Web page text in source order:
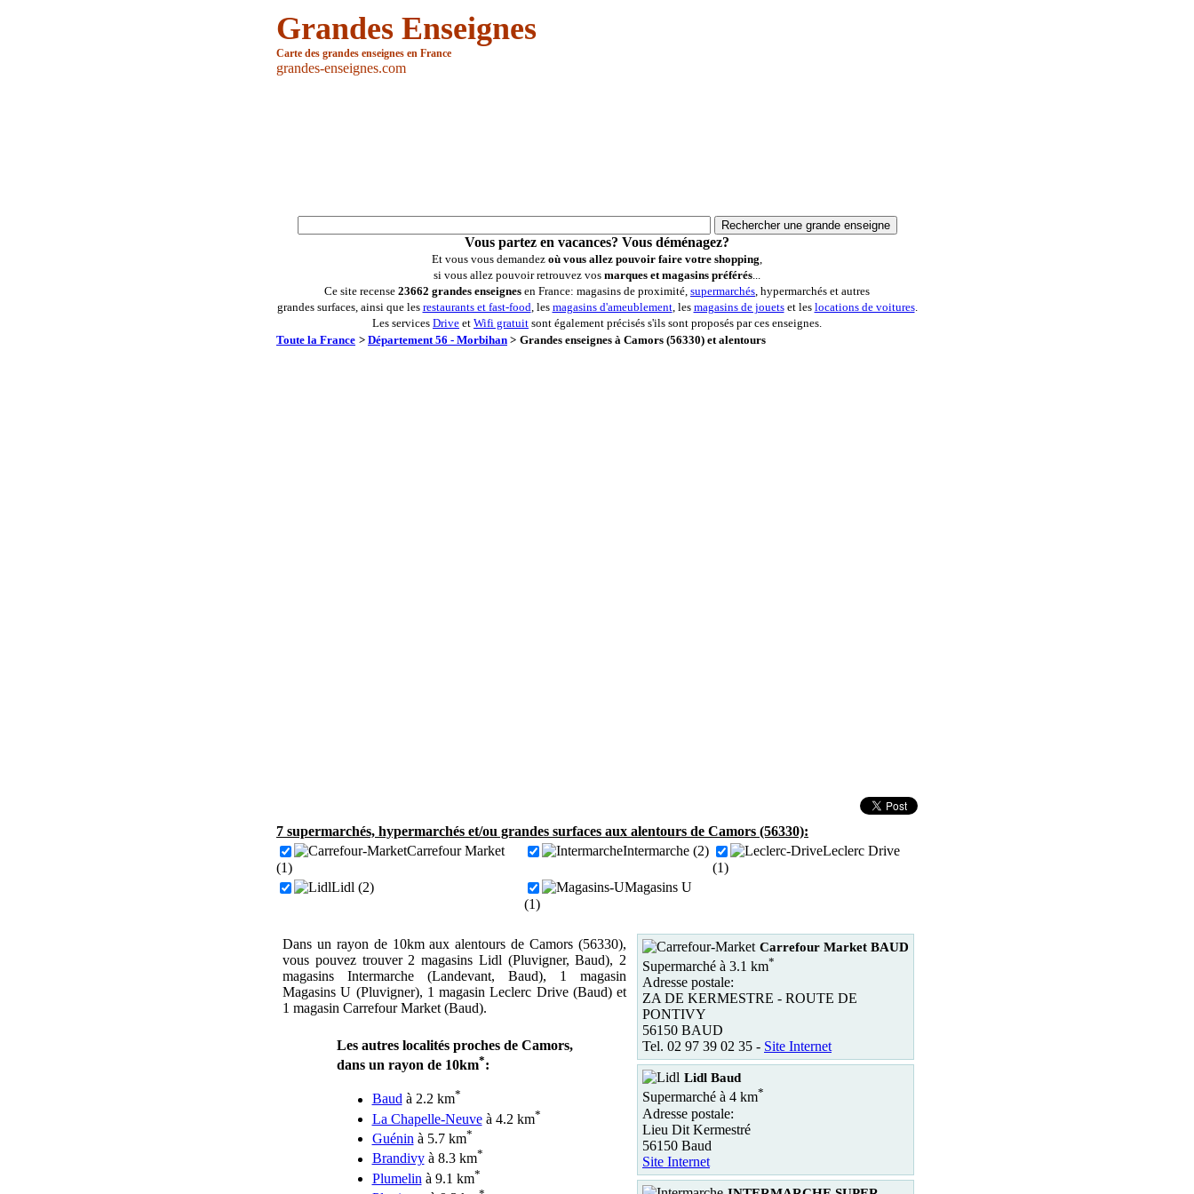
Grandes Enseignes
Carte des grandes enseignes en France
grandes-enseignes.com
Vous partez en vacances? Vous déménagez?
Et vous vous demandez où vous allez pouvoir faire votre shopping,
si vous allez pouvoir retrouvez vos marques et magasins préférés...
Ce site recense 23662 grandes enseignes en France: magasins de proximité, supermarchés, hypermarchés et autres
grandes surfaces, ainsi que les restaurants et fast-food, les magasins d'ameublement, les magasins de jouetset les locations de voitures.
Les services Drive et Wifi gratuit sont également précisés s'ils sont proposés par ces enseignes.
Toute la France > Département 56 - Morbihan > Grandes enseignes à Camors (56330) et alentours
7 supermarchés, hypermarchés et/ou grandes surfaces aux alentours de Camors (56330):
Carrefour Market
(1)
Intermarche (2)
Leclerc Drive
(1)
Lidl (2)
Magasins U
(1)
Dans un rayon de 10km aux alentours de Camors (56330),
vous pouvez trouver 2 magasins Lidl (Pluvigner, Baud), 2
magasins Intermarche (Landevant, Baud), 1 magasin
Magasins U (Pluvigner), 1 magasin Leclerc Drive (Baud) et
1 magasin Carrefour Market (Baud).
Les autres localités proches de Camors,
dans un rayon de 10km*:
Baudà 2.2 km*
La Chapelle-Neuveà 4.2 km*
Guénin à 5.7 km*
Brandivyà 8.3 km*
Plumelin à 9.1 km*
Carrefour Market BAUD
Supermarché à 3.1 km*
Adresse postale:
ZA DE KERMESTRE - ROUTE DE
PONTIVY
56150 BAUD
Tel. 02 97 39 02 35 - Site Internet
Lidl Baud
Supermarché à 4 km*
Adresse postale:
Lieu Dit Kermestré
56150 Baud
Site Internet